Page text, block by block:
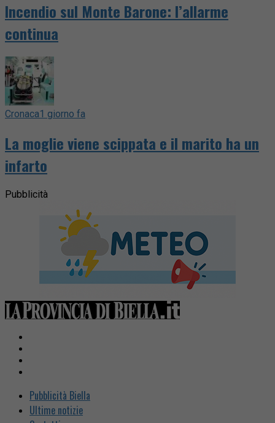
Incendio sul Monte Barone: l’allarme
continua
Cronaca1 giorno fa
La moglie viene scippata e il marito ha un
infarto
Pubblicità
Pubblicità Biella
Ultime notizie